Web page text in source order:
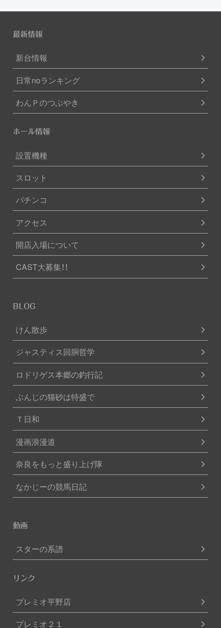
最新情報
新台情報
日常noランキング
わんＰのつぶやき
ホール情報
設置機種
スロット
パチンコ
アクセス
開店入場について
CAST大募集！！
BLOG
けん散歩
ジャスティス回胴哲学
ロドリゲス本郷の釣行記
ぶんじの猫砂は特盛で
Ｔ日和
漫画浪漫道
奈良をもっと盛り上げ隊
なかじーの競馬日記
動画
スターの系譜
リンク
プレミオ平野店
プレミオ２１